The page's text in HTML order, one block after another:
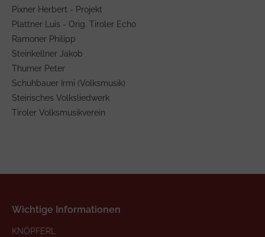
Pixner Herbert - Projekt
Plattner Luis - Orig. Tiroler Echo
Ramoner Philipp
Steinkellner Jakob
Thurner Peter
Schuhbauer Irmi (Volksmusik)
Steirisches Volksliedwerk
Tiroler Volksmusikverein
Wichtige Informationen
KNÖPFERL